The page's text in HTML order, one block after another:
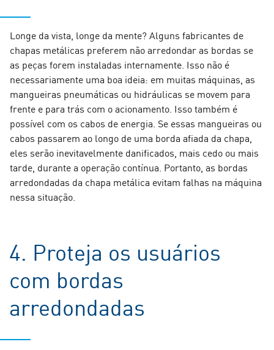
Longe da vista, longe da mente? Alguns fabricantes de
chapas metálicas preferem não arredondar as bordas se
as peças forem instaladas internamente. Isso não é
necessariamente uma boa ideia: em muitas máquinas, as
mangueiras pneumáticas ou hidráulicas se movem para
frente e para trás com o acionamento. Isso também é
possível com os cabos de energia. Se essas mangueiras ou
cabos passarem ao longo de uma borda afiada da chapa,
eles serão inevitavelmente danificados, mais cedo ou mais
tarde, durante a operação contínua. Portanto, as bordas
arredondadas da chapa metálica evitam falhas na máquina
nessa situação.
4. Proteja os usuários
com bordas
arredondadas